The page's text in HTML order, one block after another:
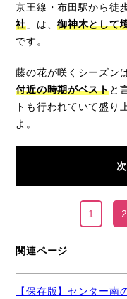
京王線・布田駅から徒
社 」は、御神木として
です。
藤の花が咲くシーズン
付近の時期がベストと
トも行われていて盛り
よ。
1 2
関連ページ
【保存版】センター南